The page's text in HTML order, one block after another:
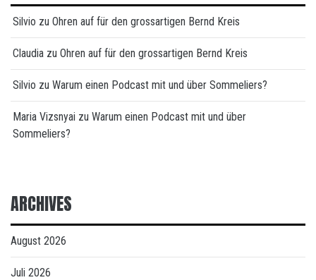
Silvio zu Ohren auf für den grossartigen Bernd Kreis
Claudia zu Ohren auf für den grossartigen Bernd Kreis
Silvio zu Warum einen Podcast mit und über Sommeliers?
Maria Vizsnyai zu Warum einen Podcast mit und über
Sommeliers?
ARCHIVES
August 2026
Juli 2026